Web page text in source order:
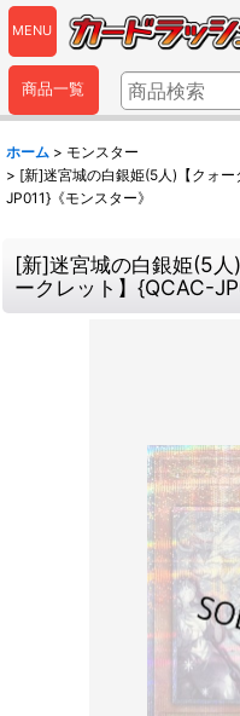
MENU
商品一覧
ホーム > モンスター
> [新]迷宮城の白銀姫(5人)【クォ
JP011}《モンスター》
[新]迷宮城の白銀姫(5
ークレット】{QCAC-